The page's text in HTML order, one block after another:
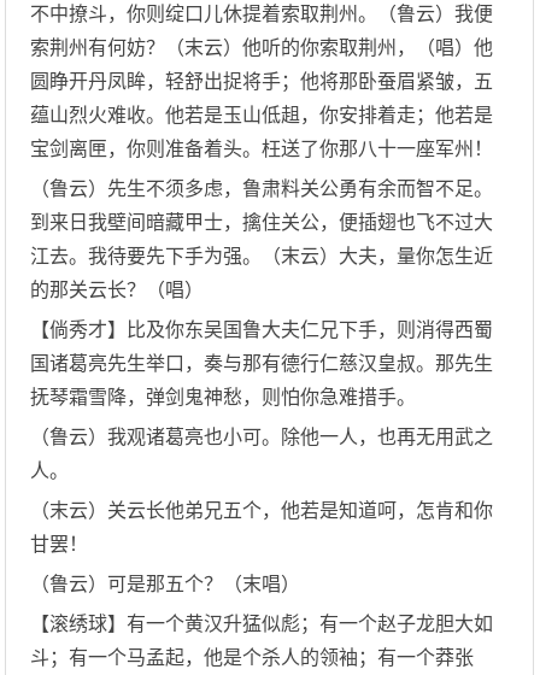
不中撩斗，你则绽口儿休提着索取荆州。（鲁云）我便
索荆州有何妨？（末云）他听的你索取荆州，（唱）他
圆睁开丹凤眸，轻舒出捉将手；他将那卧蚕眉紧皱，五
蕴山烈火难收。他若是玉山低趄，你安排着走；他若是
宝剑离匣，你则准备着头。枉送了你那八十一座军州！
（鲁云）先生不须多虑，鲁肃料关公勇有余而智不足。
到来日我壁间暗藏甲士，擒住关公，便插翅也飞不过大
江去。我待要先下手为强。（末云）大夫，量你怎生近
的那关云长？（唱）
【倘秀才】比及你东吴国鲁大夫仁兄下手，则消得西蜀
国诸葛亮先生举口，奏与那有德行仁慈汉皇叔。那先生
抚琴霜雪降，弹剑鬼神愁，则怕你急难措手。
（鲁云）我观诸葛亮也小可。除他一人，也再无用武之
人。
（末云）关云长他弟兄五个，他若是知道呵，怎肯和你
甘罢！
（鲁云）可是那五个？（末唱）
【滚绣球】有一个黄汉升猛似彪；有一个赵子龙胆大如
斗；有一个马孟起，他是个杀人的领袖；有一个莽张